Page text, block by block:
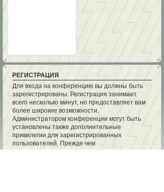
РЕГИСТРАЦИЯ
Для входа на конференцию вы должны быть
зарегистрированы. Регистрация занимает
всего несколько минут, но предоставляет вам
более широкие возможности.
Администратором конференции могут быть
установлены также дополнительные
привилегии для зарегистрированных
пользователей. Прежде чем
зарегистрироваться, вам следует